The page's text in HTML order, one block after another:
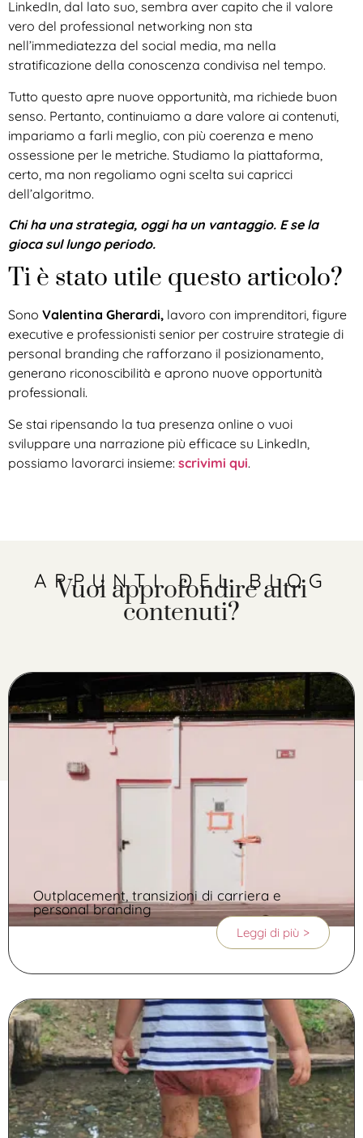
LinkedIn, dal lato suo, sembra aver capito che il valore
vero del professional networking non sta
nell’immediatezza del social media, ma nella
stratificazione della conoscenza condivisa nel tempo.
Tutto questo apre nuove opportunità, ma richiede buon
senso. Pertanto, continuiamo a dare valore ai contenuti,
impariamo a farli meglio, con più coerenza e meno
ossessione per le metriche. Studiamo la piattaforma,
certo, ma non regoliamo ogni scelta sui capricci
dell’algoritmo.
Chi ha una strategia, oggi ha un vantaggio. E se la
gioca sul lungo periodo.
Ti è stato utile questo articolo?
Sono Valentina Gherardi, lavoro con imprenditori, figure
executive e professionisti senior per costruire strategie di
personal branding che rafforzano il posizionamento,
generano riconoscibilità e aprono nuove opportunità
professionali.
Se stai ripensando la tua presenza online o vuoi
sviluppare una narrazione più efficace su LinkedIn,
possiamo lavorarci insieme: scrivimi qui.
APPUNTI DEL BLOG
Vuoi approfondire altri
contenuti?
Outplacement, transizioni di carriera e
personal branding
Leggi di più >